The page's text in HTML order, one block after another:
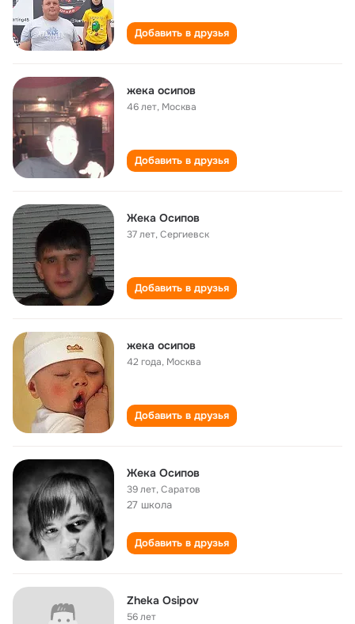
Добавить в друзья
жека осипов
46 лет, Москва
Добавить в друзья
Жека Осипов
37 лет,Сергиевск
Добавить в друзья
жека осипов
42 года, Москва
Добавить в друзья
Жека Осипов
39 лет,Саратов
27 школа
Добавить в друзья
Zheka Osipov
56 лет